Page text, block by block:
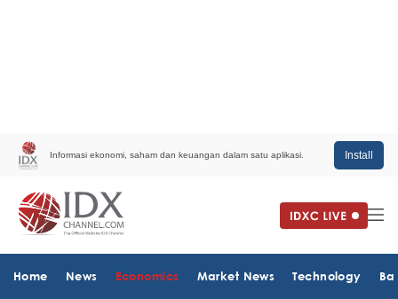
Informasi ekonomi, saham dan keuangan dalam satu aplikasi. Install
Home News Economics Market News Technology